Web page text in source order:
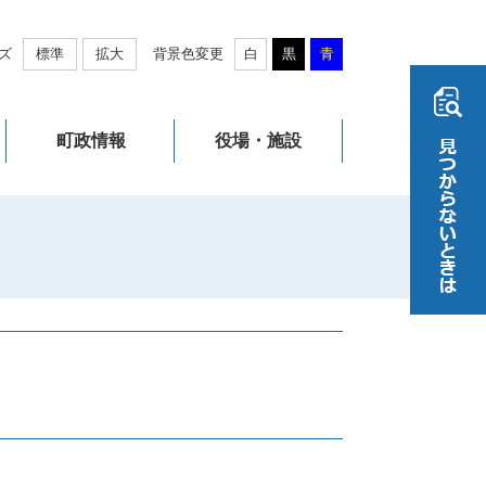
標準 拡大 背景色変更 白 黒 青
町政情報 役場・施設